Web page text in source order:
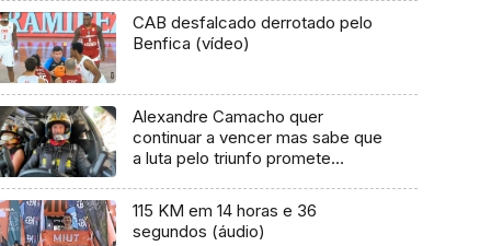
CAB desfalcado derrotado pelo
Benfica (vídeo)
Alexandre Camacho quer
continuar a vencer mas sabe que
a luta pelo triunfo promete
115 KM em 14 horas e 36
segundos (áudio)